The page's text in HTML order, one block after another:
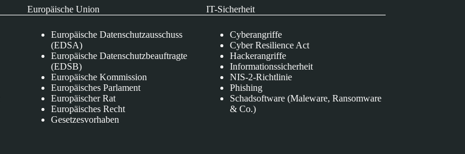
Europäische Union
Europäische Datenschutzausschuss
(EDSA)
Europäische Datenschutzbeauftragte
(EDSB)
Europäische Kommission
Europäisches Parlament
Europäischer Rat
Europäisches Recht
Gesetzesvorhaben
IT-Sicherheit
Cyberangriffe
Cyber Resilience Act
Hackerangriffe
Informationssicherheit
NIS-2-Richtlinie
Phishing
Schadsoftware (Maleware, Ransomware
& Co.)